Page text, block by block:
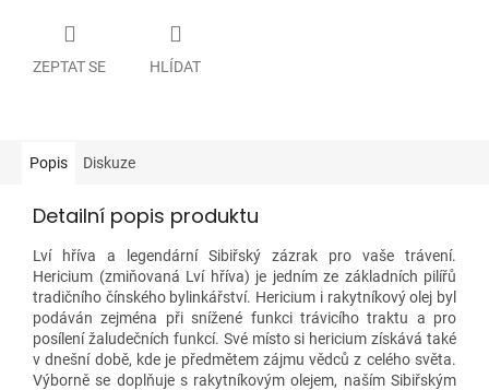
ZEPTAT SE HLÍDAT
Popis Diskuze
Detailní popis produktu
Lví hříva a legendární Sibiřský zázrak pro vaše trávení.
Hericium (zmiňovaná Lví hříva) je jedním ze základních pilířů
tradičního čínského bylinkářství. Hericium i rakytníkový olej byl
podáván zejména při snížené funkci trávicího traktu a pro
posílení žaludečních funkcí. Své místo si hericium získává také
v dnešní době, kde je předmětem zájmu vědců z celého světa.
Výborně se doplňuje s rakytníkovým olejem, naším Sibiřským